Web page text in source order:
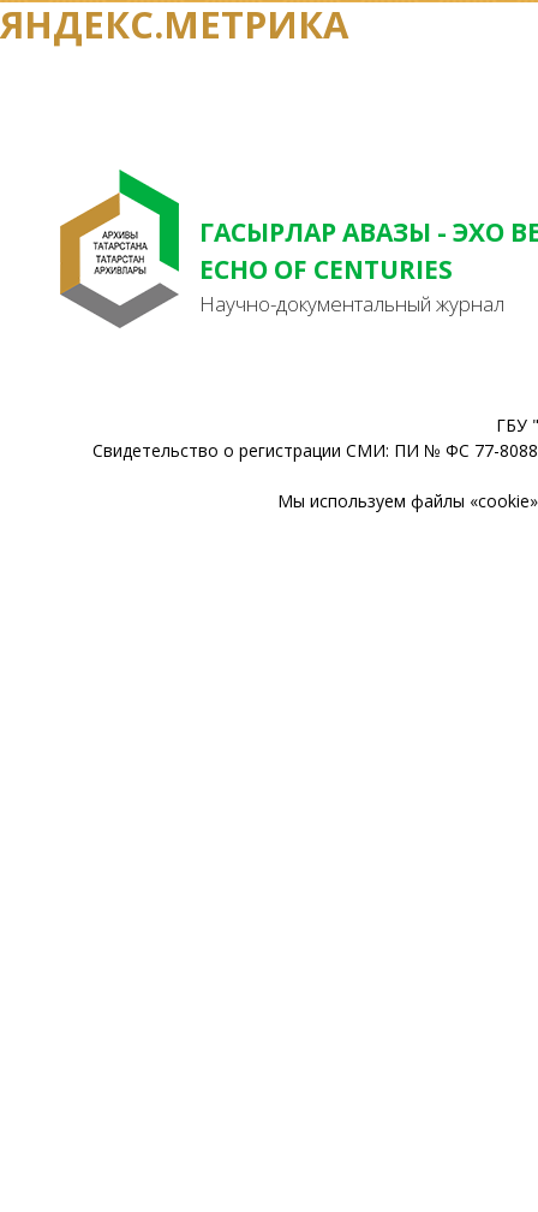
ЯНДЕКС.МЕТРИКА
ГАСЫРЛАР АВАЗЫ - ЭХО
ECHO OF CENTURIES
Научно-документальный журнал
ГБУ
Свидетельство о регистрации СМИ: ПИ № ФС 77-
Мы используем файлы «cookie»